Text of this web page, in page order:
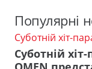
Популярні
Суботній хіт-
Суботній